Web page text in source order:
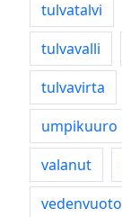
tulvatalvi
tulvavalli
tulvavirta
umpikuuro
valanut
vedenvuoto